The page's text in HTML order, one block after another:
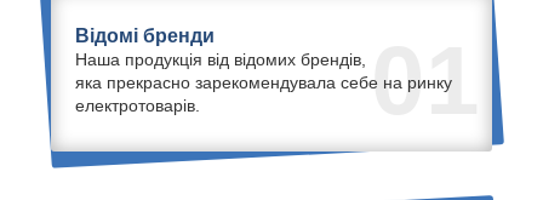
01
Відомі бренди
Наша продукція від відомих брендів,
яка прекрасно зарекомендувала себе на ринку
електротоварів.